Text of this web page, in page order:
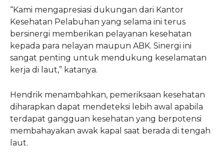
“Kami mengapresiasi dukungan dari Kantor
Kesehatan Pelabuhan yang selama ini terus
bersinergi memberikan pelayanan kesehatan
kepada para nelayan maupun ABK. Sinergi ini
sangat penting untuk mendukung keselamatan
kerja di laut,” katanya.
Hendrik menambahkan, pemeriksaan kesehatan
diharapkan dapat mendeteksi lebih awal apabila
terdapat gangguan kesehatan yang berpotensi
membahayakan awak kapal saat berada di tengah
laut.